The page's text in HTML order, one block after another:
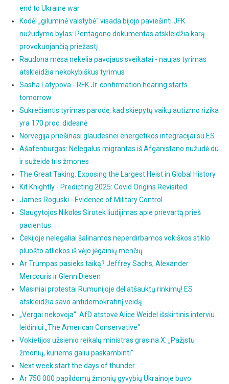
end to Ukraine war
Kodėl „giluminė valstybė“ visada bijojo paviešinti JFK
nužudymo bylas: Pentagono dokumentas atskleidžia karą
provokuojančią priežastį
Raudona mėsa nekelia pavojaus sveikatai - naujas tyrimas
atskleidžia nekokybiškus tyrimus
Sasha Latypova - RFK Jr. confirmation hearing starts
tomorrow
Sukrečiantis tyrimas parodė, kad skiepytų vaikų autizmo rizika
yra 170 proc. didesnė
Norvegija priešinasi glaudesnei energetikos integracijai su ES
Ašafenburgas: Nelegalus migrantas iš Afganistano nužudė du
ir sužeidė tris žmones
The Great Taking: Exposing the Largest Heist in Global History
Kit Knightly - Predicting 2025: Covid Origins Revisited
James Roguski - Evidence of Military Control
Slaugytojos Nikolės Sirotek liudijimas apie prievartą prieš
pacientus
Čekijoje nelegaliai šalinamos neperdirbamos vokiškos stiklo
pluošto atliekos iš vėjo jėgainių menčių
Ar Trumpas pasieks taiką? Jeffrey Sachs, Alexander
Mercouris ir Glenn Diesen
Masiniai protestai Rumunijoje dėl atšauktų rinkimų! ES
atskleidžia savo antidemokratinį veidą.
„Vergai nekovoja“: AfD atstovė Alice Weidel išskirtinis interviu
leidiniui „The American Conservative"
Vokietijos užsienio reikalų ministras grasina X: „Pažįstu
žmonių, kuriems galiu paskambinti“
Next week start the days of thunder
Ar 750 000 papildomų žmonių gyvybių Ukrainoje buvo